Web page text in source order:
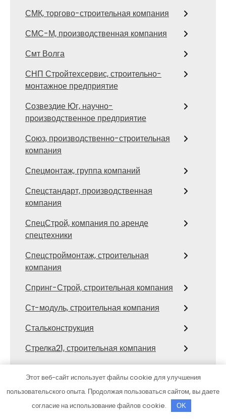
СМК, торгово-строительная компания
СМС-М, производственная компания
Смт Волга
СНП Стройтехсервис, строительно-
монтажное предприятие
Созвездие Юг, научно-
производственное предприятие
Союз, производственно-строительная
компания
Спецмонтаж, группа компаний
Спецстандарт, производственная
компания
СпецСтрой, компания по аренде
спецтехники
Спецстроймонтаж, строительная
компания
Спринг-Строй, строительная компания
Ст-модуль, строительная компания
Стальконструкция
Стрелка21, строительная компания
Строитель, строительная-
технологическая компания
Строительная компания Дока дом
Этот веб-сайт использует файлы cookie для улучшения
пользовательского опыта. Продолжая пользоваться сайтом, вы даете
согласие на использование файлов cookie.
OK